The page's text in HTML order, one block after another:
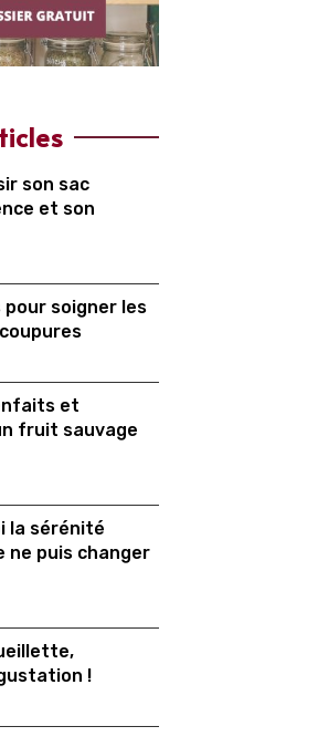
son sac
et son
soigner les
et
fruit sauvage
la sérénité
ne puis changer
!